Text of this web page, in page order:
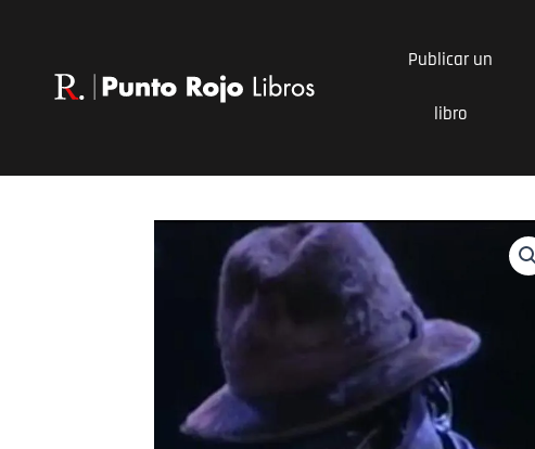
Publicar un
libro